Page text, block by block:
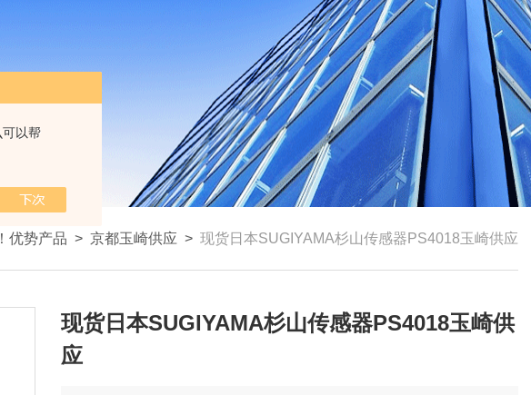
以帮
优势产品 > 京都玉崎供应 > 现货日本SUGIYAMA杉山传感器PS4018玉崎供应
现货日本SUGIYAMA杉山传感器PS4018玉崎供
应